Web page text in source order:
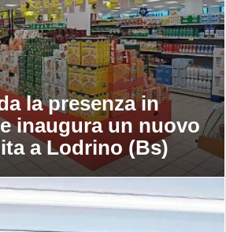
la presenza in
inaugura un nuovo
a Lodrino (Bs)